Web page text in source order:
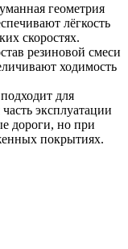
геометрия
лёгкость
скоростях.
резиновой смеси
ходимость
для
эксплуатации
дороги, но при
покрытиях.